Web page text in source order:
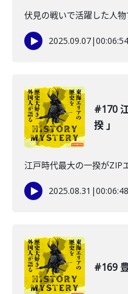
伏見の戦いで活躍した人物
2025.09.07|00:06:54
#170
揆 」
江戸時代最大の一揆がZIP
2025.08.31 |00:06:48
#169